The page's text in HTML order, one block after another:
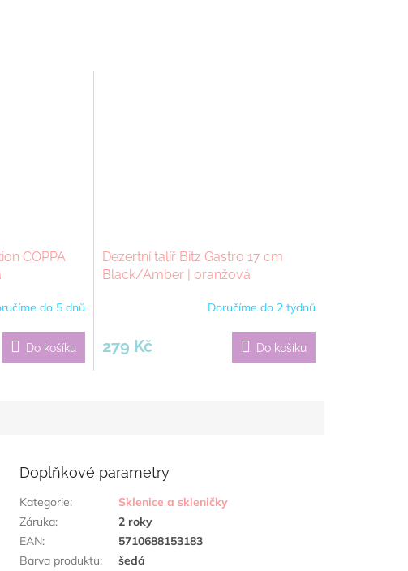
COPPA
do 5 dnů
Do košíku
Dezertní talíř Bitz Gastro 17 cm
Black/Amber | oranžová
Doručíme do 2 týdnů
279 Kč Do košíku
Doplňkové parametry
Kategorie:
Sklenice a skleničky
Záruka:
2 roky
EAN:
5710688153183
Barva produktu:
šedá